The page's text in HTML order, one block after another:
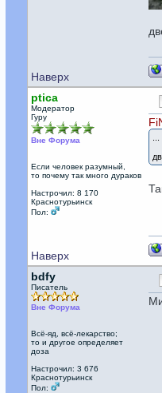
Наверх
ptica
Модератор
Гуру
Вне Форума
Если человек разумный,
то почему так много дураков
Настрочил: 8 170
Краснотурьинск
Пол:
Наверх
bdfy
Писатель
Вне Форума
Всё-яд, всё-лекарство;
то и другое определяет
доза
Настрочил: 3 676
Краснотурьинск
Пол: